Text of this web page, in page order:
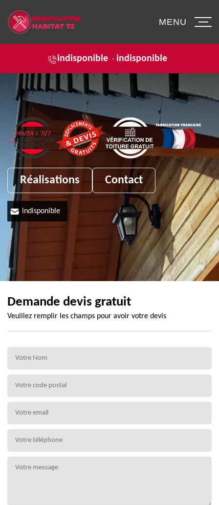
indisponible - indisponible
MENU
Réalisations Contact
indisponible
Demande devis gratuit
Veuillez remplir les champs pour avoir votre devis